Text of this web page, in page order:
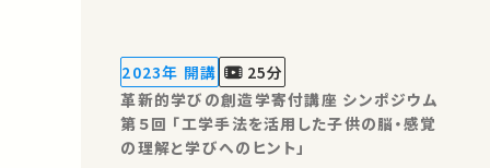
願いします。 この講演は日本語で行われ
ました。 運営・著作権処理・映像編集…
2023年 開講
25分
革新的学びの創造学寄付講座 シンポジウム
第５回 「工学手法を活用した子供の脳・感覚
の理解と学びへのヒント」